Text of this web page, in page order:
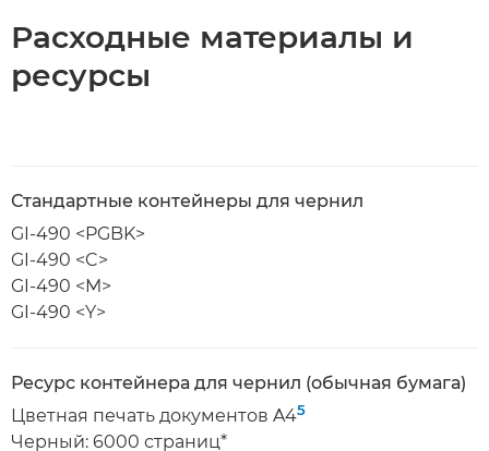
Расходные материалы и
ресурсы
Стандартные контейнеры для чернил
GI-490 <PGBK>
GI-490 <C>
GI-490 <M>
GI-490 <Y>
Ресурс контейнера для чернил (обычная бумага)
Цветная печать документов A45
Черный: 6000 страниц*